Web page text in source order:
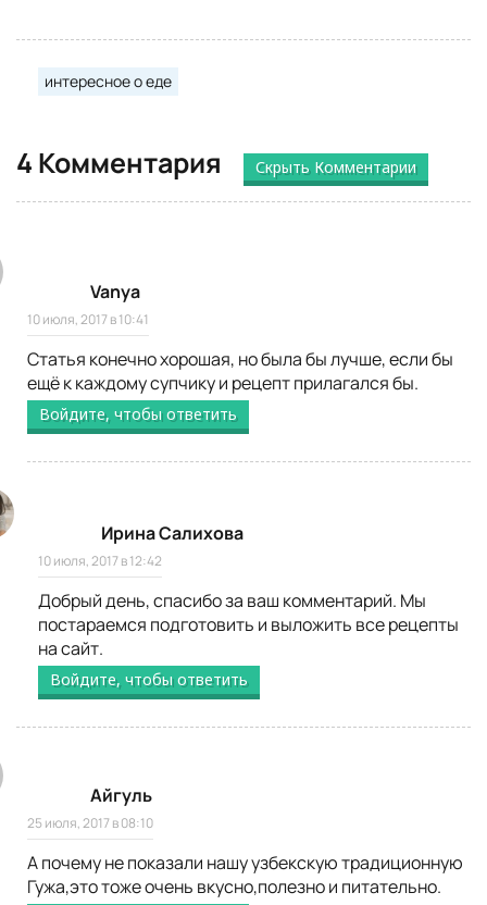
интересное о еде
4 Комментария Скрыть Комментарии
Vanya
10 июля, 2017 в 10:41
Статья конечно хорошая, но была бы лучше, если бы
ещё к каждому супчику и рецепт прилагался бы.
Войдите, чтобы ответить
Ирина Салихова
10 июля, 2017 в 12:42
Добрый день, спасибо за ваш комментарий. Мы
постараемся подготовить и выложить все рецепты
на сайт.
Войдите, чтобы ответить
Айгуль
25 июля, 2017 в 08:10
А почему не показали нашу узбекскую традиционную
Гужа,это тоже очень вкусно,полезно и питательно.